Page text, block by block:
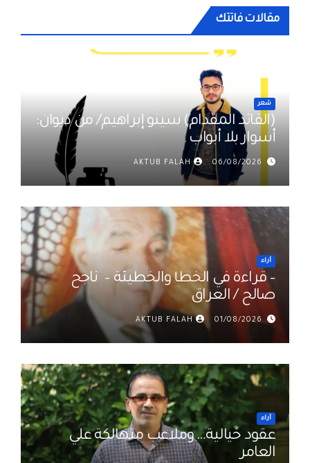
مقالات فاتتك
شعر
(القائد المقدام) سينو إبراهيم/ من ديوان:
أسوار بلا أبواب
06/08/2026
AKTUB FALAH
أراء
– قراءة في الخطأ والخطيئة – ناجح
صالح / العراق
01/08/2026
AKTUB FALAH
أراء
عقود خيالية… وملاعب متهالكة علي
العامر